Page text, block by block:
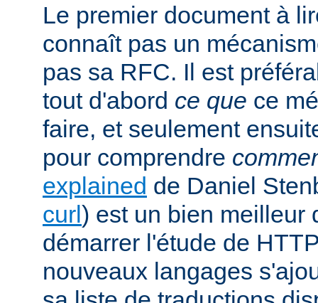
Le premier document à
connaît pas un
pas sa RFC. Il est
tout d'abord ce que ce
faire, et seulement
pour comprendre
explained de Daniel
curl) est un bien meilleur
démarrer l'étude de
nouveaux langages